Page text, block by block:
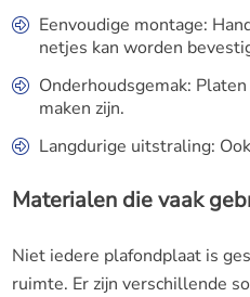
Eenvoudige montage:
netjes kan worden
Onderhoudsgemak:
maken zijn.
Langdurige uitstraling:
Materialen die vaak
Niet iedere plafondplaat is
ruimte. Er zijn verschillende